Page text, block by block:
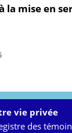
la mise en
1 Place
vie privée
des